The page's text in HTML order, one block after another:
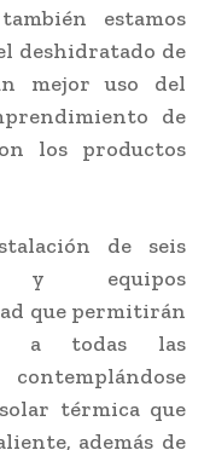
estamos
deshidratado de
mejor uso del
de
los productos
de seis
y equipos
que permitirán
a todas las
térmica que
además de